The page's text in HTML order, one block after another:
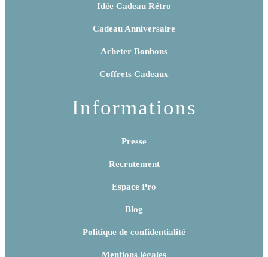
Idée Cadeau Rétro
Cadeau Anniversaire
Acheter Bonbons
Coffrets Cadeaux
Informations
Presse
Recrutement
Espace Pro
Blog
Politique de confidentialité
Mentions légales